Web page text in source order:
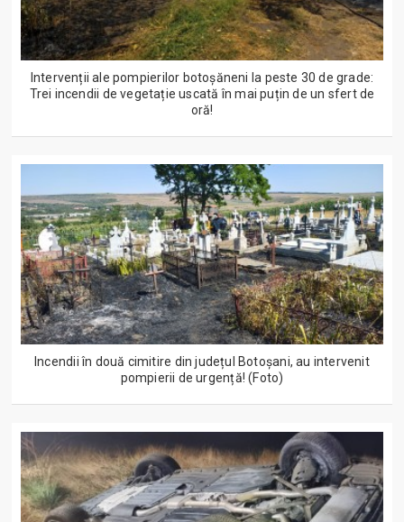
Intervenții ale pompierilor botoșăneni la peste 30 de grade:
Trei incendii de vegetație uscată în mai puțin de un sfert de
oră!
Incendii în două cimitire din județul Botoșani, au intervenit
pompierii de urgență! (Foto)